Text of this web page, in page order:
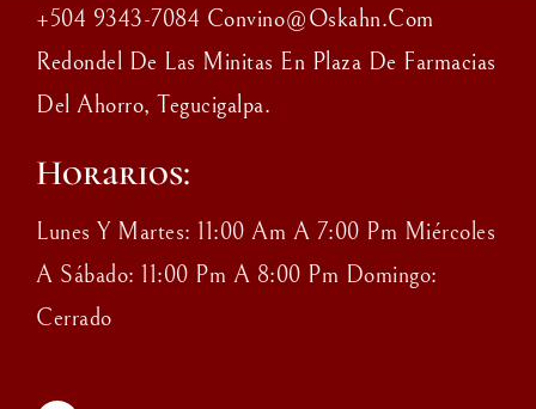
+504 9343-7084 Convino@oskahn.com
Redondel De Las Minitas En Plaza De Farmacias
Del Ahorro, Tegucigalpa.
Horarios:
Lunes Y Martes: 11:00 Am A 7:00 Pm Miércoles
A Sábado: 11:00 Pm A 8:00 Pm Domingo:
Cerrado